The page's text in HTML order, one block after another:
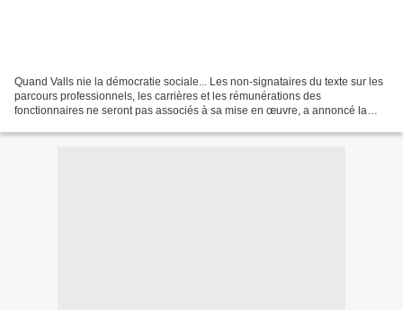
Quand Valls nie la démocratie sociale... Les non-signataires du texte sur les
parcours professionnels, les carrières et les rémunérations des
fonctionnaires ne seront pas associés à sa mise en œuvre, a annoncé la